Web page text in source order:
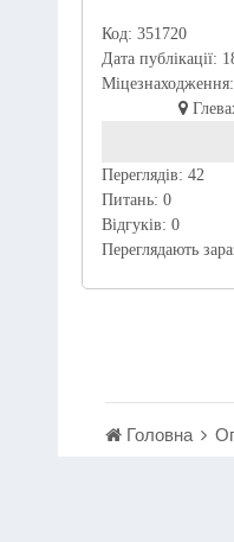
Код: 351720
Дата публікації:
Міцезнаходження:
Переглядів: 42
Питань: 0
Відгуків: 0
Переглядають
Головна